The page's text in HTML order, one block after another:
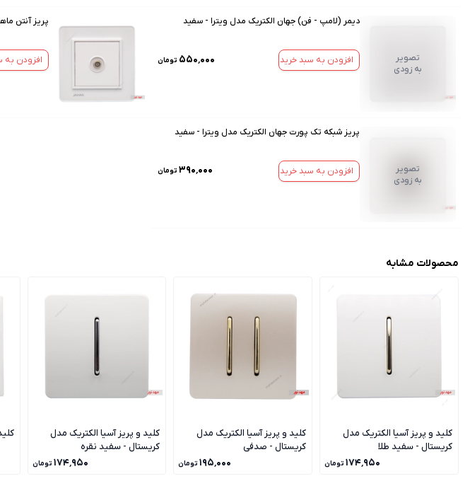
تصویر
به زودی
دیمر (لامپ - فن) جهان الکتریک مدل ویترا - سفید
افزودن به سبد خرید ۵۵۰٬۰۰۰ تومان
پریز آنتن
افزودن به
تصویر
به زودی
پریز شبکه تک پورت جهان الکتریک مدل ویترا - سفید
افزودن به سبد خرید ۳۹۰٬۰۰۰ تومان
محصولات مشابه
کلید و پریز آسیا الکتریک مدل
کریستال - سفید طلا
۱۷۴٬۹۵۰ تومان
کلید و پریز آسیا الکتریک مدل
کریستال - صدفی
۱۹۵٬۰۰۰ تومان
کلید و پریز آسیا الکتریک مدل
کریستال - سفید نقره
۱۷۴٬۹۵۰ تومان